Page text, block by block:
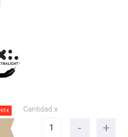
95 € Cantidad x